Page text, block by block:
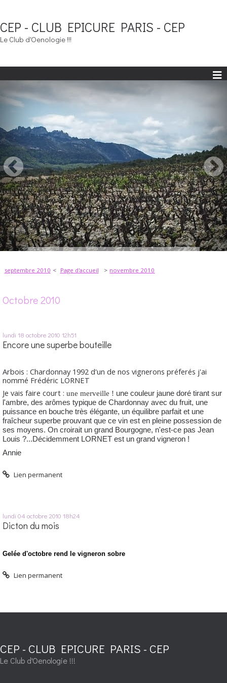
CEP - CLUB EPICURE PARIS - CEP
Le Club d'Oenologie !!!
septembre 2010 Page d'accueil novembre 2010
Octobre 2010
lundi 18 octobre 2010 12h51
Encore une superbe bouteille
Arbois : Chardonnay 1992 d'un de nos vignerons préferés j'ai
nommé Frédéric LORNET
Je vais faire court : une merveille ! une couleur jaune doré tirant sur
l'ambre, des arômes typique de Chardonnay avec du fruit, une
puissance en bouche très élégante, un équilibre parfait et une
fraîcheur superbe prouvant que ce vin est en pleine possession de
ses moyens. On croirait un grand Bourgogne, n'est-ce pas Jean
Louis ?...Décidemment LORNET est un grand vigneron !
Annie
Lien permanent
lundi 04 octobre 2010 18h24
Dicton du mois
Gelée d'octobre rend le vigneron sobre
Lien permanent
CEP - CLUB EPICURE PARIS - CEP
Le Club d'Oenologie !!!